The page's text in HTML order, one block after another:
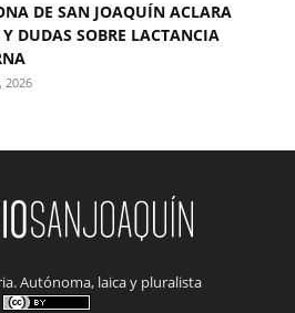
DE SAN JOAQUÍN ACLARA
DUDAS SOBRE LACTANCIA
2026
Autónoma, laica y pluralista